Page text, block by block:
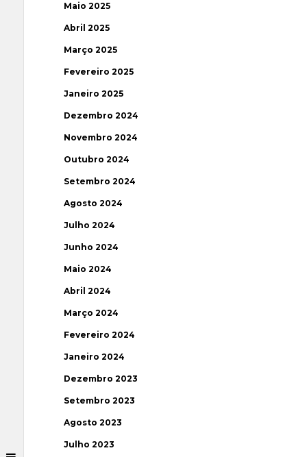
Maio 2025
Abril 2025
Março 2025
Fevereiro 2025
Janeiro 2025
Dezembro 2024
Novembro 2024
Outubro 2024
Setembro 2024
Agosto 2024
Julho 2024
Junho 2024
Maio 2024
Abril 2024
Março 2024
Fevereiro 2024
Janeiro 2024
Dezembro 2023
Setembro 2023
Agosto 2023
Julho 2023